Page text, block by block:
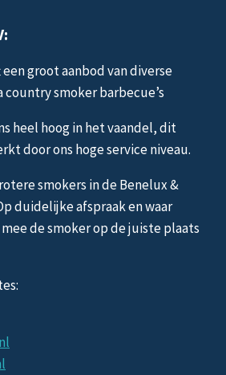
groot aanbod van diverse
smoker barbecue’s
heel hoog in het vaandel, dit
door ons hoge service niveau.
smokers in de Benelux &
duidelijke afspraak en waar
de smoker op de juiste plaats